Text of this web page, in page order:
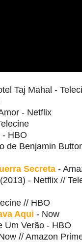
Taj Mahal -
- Netflix
- HBO
de Benjamin
Secreta -
- Netflix //
// HBO
Aqui - Now
Um Verão - HBO
// Amazon